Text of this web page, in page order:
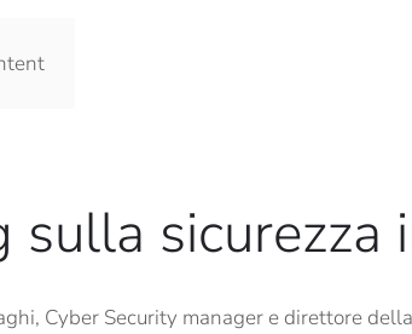
sulla sicurezza
Cyber Security manager e direttore